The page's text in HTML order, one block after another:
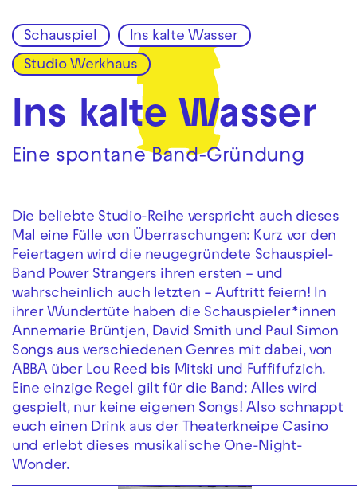
Zur Hauptnavigation springen
Zum Hauptinhalt springen Zum Footer springen
Schauspiel Ins kalte Wasser
Studio Werkhaus
Ins kalte Wasser
Eine spontane Band-Gründung
Die beliebte Studio-Reihe verspricht auch dieses
Mal eine Fülle von Überraschungen: Kurz vor den
Feiertagen wird die neugegründete Schauspiel-
Band Power Strangers ihren ersten – und
wahrscheinlich auch letzten – Auftritt feiern! In
ihrer Wundertüte haben die Schauspieler*innen
Annemarie Brüntjen, David Smith und Paul Simon
Songs aus verschiedenen Genres mit dabei, von
ABBA über Lou Reed bis Mitski und Fuffifufzich.
Eine einzige Regel gilt für die Band: Alles wird
gespielt, nur keine eigenen Songs! Also schnappt
euch einen Drink aus der Theaterkneipe Casino
und erlebt dieses musikalische One-Night-
Wonder.